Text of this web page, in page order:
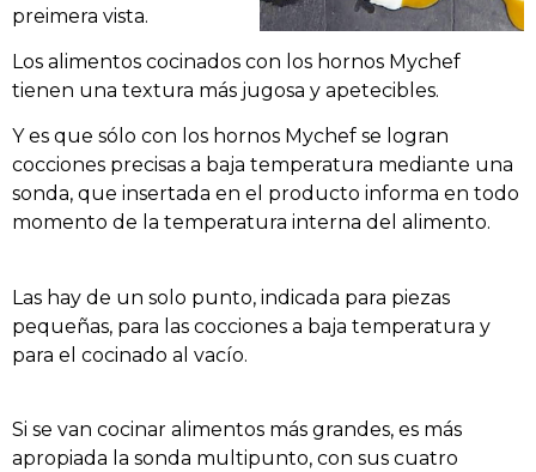
preimera vista.
Los alimentos cocinados con los hornos Mychef
tienen una textura más jugosa y apetecibles.
Y es que sólo con los hornos Mychef se logran
cocciones precisas a baja temperatura mediante una
sonda, que insertada en el producto informa en todo
momento de la temperatura interna del alimento.
Las hay de un solo punto, indicada para piezas
pequeñas, para las cocciones a baja temperatura y
para el cocinado al vacío.
Si se van cocinar alimentos más grandes, es más
apropiada la sonda multipunto, con sus cuatro